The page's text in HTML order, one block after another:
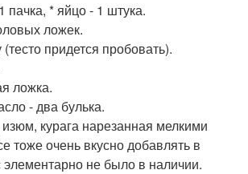
пачка, * яйцо - 1 штука.
ложек.
придется пробовать).
ложка.
- два булька.
курага нарезанная мелкими
тоже очень вкусно добавлять в
не было в наличии.